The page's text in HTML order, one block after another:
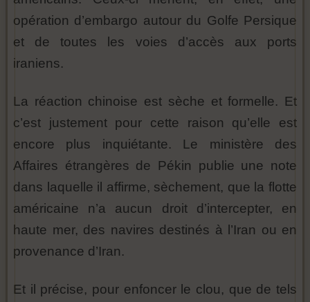
opération d’embargo autour du Golfe Persique
et de toutes les voies d’accès aux ports
iraniens.
La réaction chinoise est sèche et formelle. Et
c’est justement pour cette raison qu’elle est
encore plus inquiétante. Le ministère des
Affaires étrangères de Pékin publie une note
dans laquelle il affirme, sèchement, que la flotte
américaine n’a aucun droit d’intercepter, en
haute mer, des navires destinés à l’Iran ou en
provenance d’Iran.
Et il précise, pour enfoncer le clou, que de tels